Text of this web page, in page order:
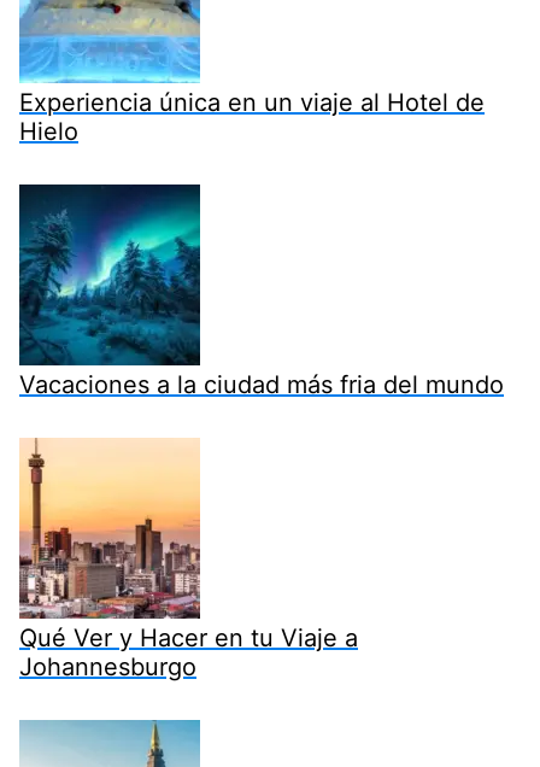
Experiencia única en un viaje al Hotel de
Hielo
Vacaciones a la ciudad más fria del mundo
Qué Ver y Hacer en tu Viaje a
Johannesburgo